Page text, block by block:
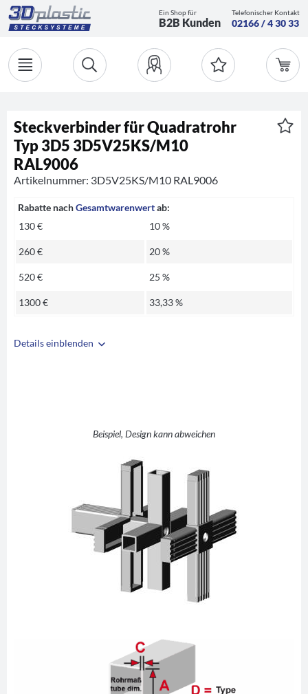
Ein Shop für
B2B Kunden
Telefonischer Kontakt
02166 / 4 30 33
Details einblenden
+ +1 (Kreuz mitBeispiel, Design kann abweichen
Steckverbinder für Quadratrohr
Typ 3D5 3D5V25KS/M10
RAL9006
Artikelnummer: 3D5V25KS/M10 RAL9006
Rabatte nachGesamtwarenwertab:
130 €
10 %
260 € 20 %
520 € 25 %
1300 € 33,33 %